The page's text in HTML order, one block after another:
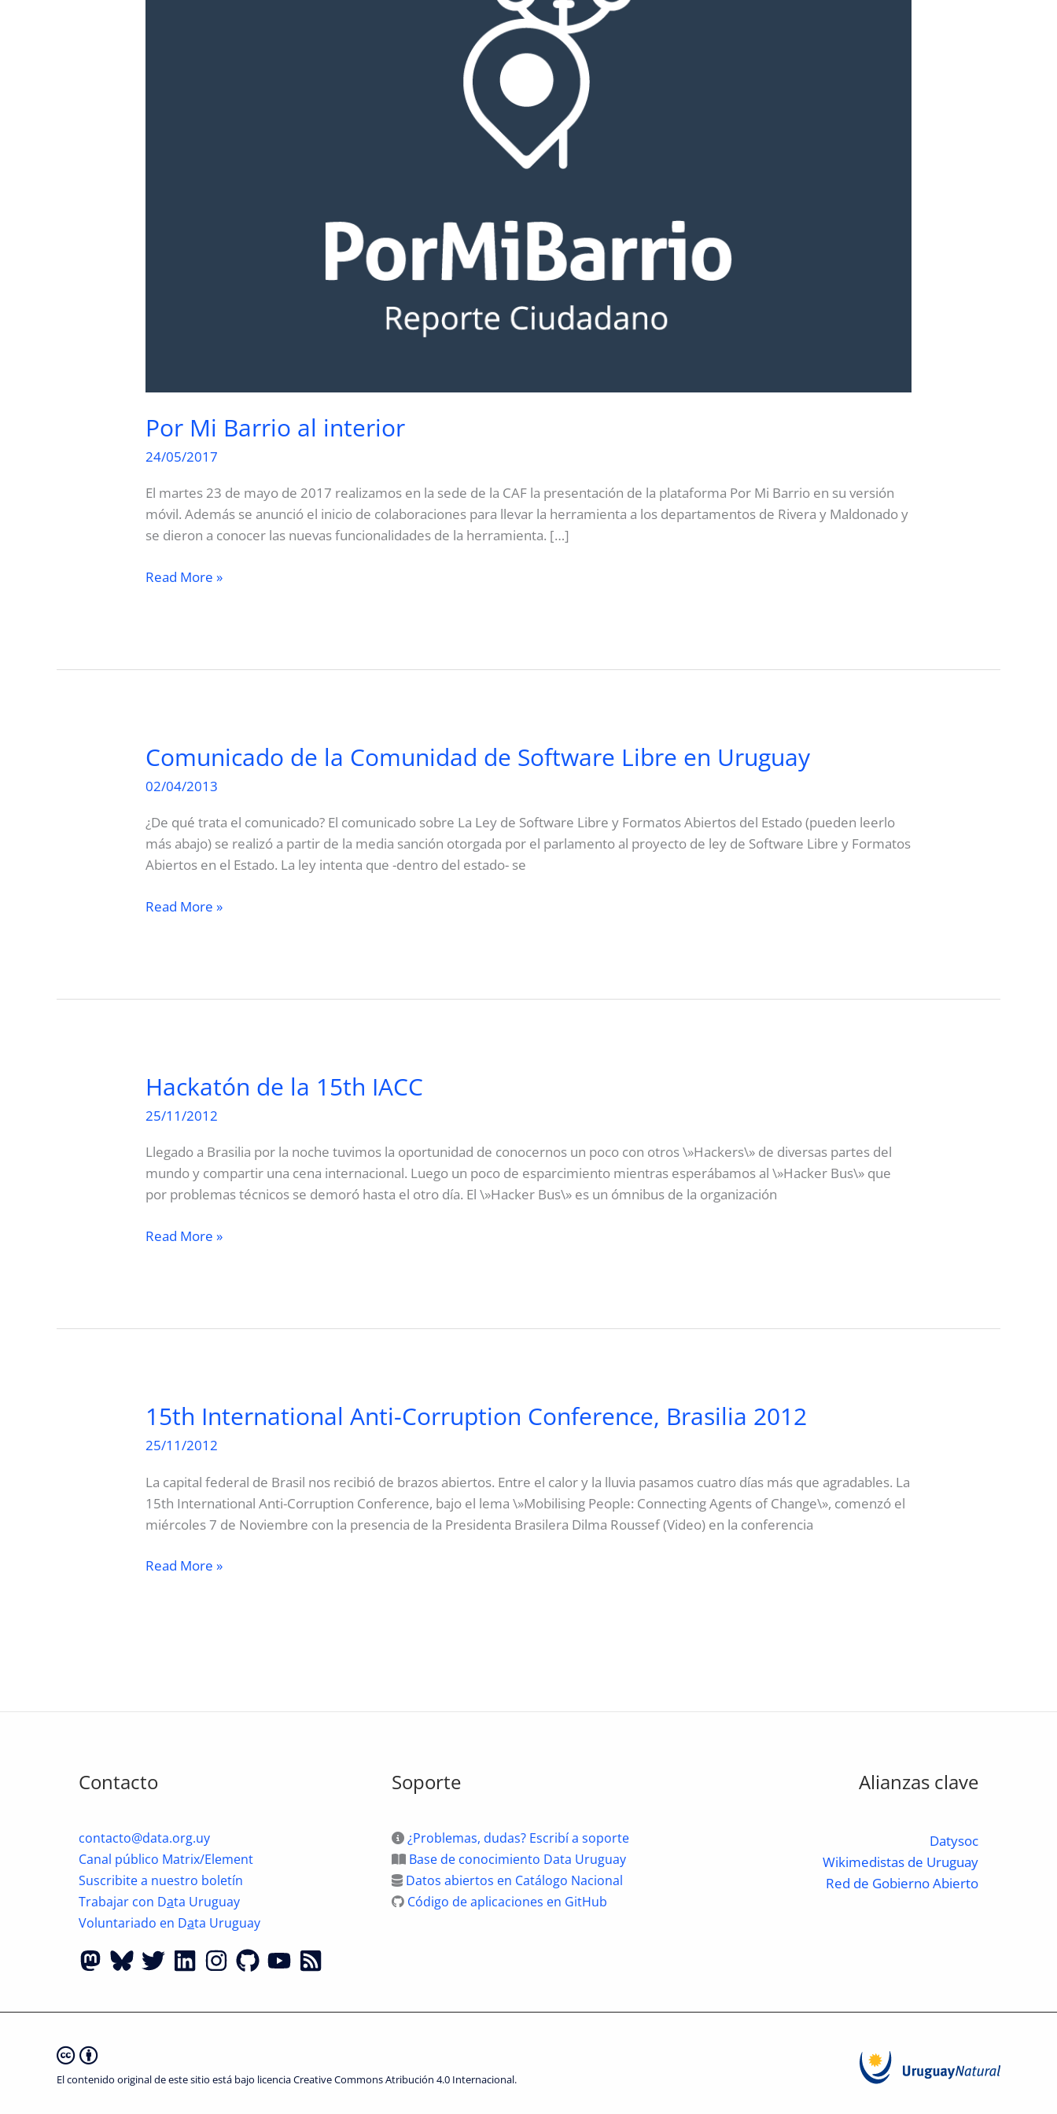
Por Mi Barrio al interior
24/05/2017
El martes 23 de mayo de 2017 realizamos en la sede de la CAF la presentación de la plataforma Por Mi Barrio en su versión
móvil. Además se anunció el inicio de colaboraciones para llevar la herramienta a los departamentos de Rivera y Maldonado y
se dieron a conocer las nuevas funcionalidades de la herramienta. […]
Por
Read More »
Comunicado de la Comunidad de Software Libre en Uruguay
02/04/2013
¿De qué trata el comunicado? El comunicado sobre La Ley de Software Libre y Formatos Abiertos del Estado (pueden leerlo
más abajo) se realizó a partir de la media sanción otorgada por el parlamento al proyecto de ley de Software Libre y Formatos
Abiertos en el Estado. La ley intenta que -dentro del estado- se
Comunicado
Uruguay
Read More »
Hackatón de la 15th IACC
25/11/2012
Llegado a Brasilia por la noche tuvimos la oportunidad de conocernos un poco con otros \»Hackers\» de diversas partes del
mundo y compartir una cena internacional. Luego un poco de esparcimiento mientras esperábamos al \»Hacker Bus\» que
por problemas técnicos se demoró hasta el otro día. El \»Hacker Bus\» es un ómnibus de la organización
Hackatón
Read More »
15th International Anti-Corruption Conference, Brasilia 2012
25/11/2012
La capital federal de Brasil nos recibió de brazos abiertos. Entre el calor y la lluvia pasamos cuatro días más que agradables. La
15th International Anti-Corruption Conference, bajo el lema \»Mobilising People: Connecting Agents of Change\», comenzó el
miércoles 7 de Noviembre con la presencia de la Presidenta Brasilera Dilma Roussef (Video) en la conferencia
15th
Read More »
Contacto
contacto@data.org.uy
Canal público Matrix/Element
Suscribite a nuestro boletín
Trabajar con Data Uruguay
Voluntariado en Data Uruguay
Soporte
¿Problemas, dudas? Escribí a soporte
Base de conocimiento Data Uruguay
Datos abiertos en Catálogo Nacional
Código de aplicaciones en GitHub
Alianzas clave
Datysoc
Wikimedistas de Uruguay
Red de Gobierno Abierto
El contenido original de este sitio está bajo licencia Creative Commons Atribución 4.0 Internacional.